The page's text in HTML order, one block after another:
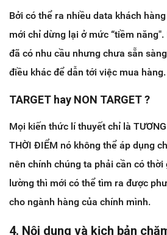
Bởi có thể ra nhiều data khách
mới chỉ dừng lại ở mức “tiềm
đã có nhu cầu nhưng chưa sẵn
điều khác để dẫn tới việc mua hàng.
TARGET hay NON TARGET ?
Mọi kiến thức lí thuyết chỉ là
THỜI ĐIỂM nó không thể áp dụng
nên chính chúng ta phải cần có
lường thì mới có thể tìm ra được
cho ngành hàng của chính mình.
4. Nội dung và kịch bản